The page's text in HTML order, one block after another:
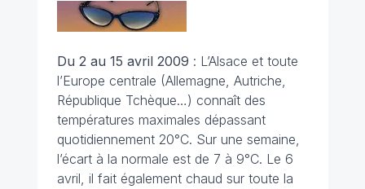
Du 2 au 15 avril 2009 : L’Alsace et toute
l’Europe centrale (Allemagne, Autriche,
République Tchèque…) connaît des
températures maximales dépassant
quotidiennement 20°C. Sur une semaine,
l’écart à la normale est de 7 à 9°C. Le 6
avril, il fait également chaud sur toute la